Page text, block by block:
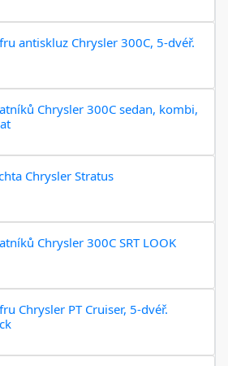
antiskluz Chrysler 300C, 5-dvéř.
Chrysler 300C sedan, kombi,
Chrysler Stratus
Chrysler 300C SRT LOOK
Chrysler PT Cruiser, 5-dvéř.